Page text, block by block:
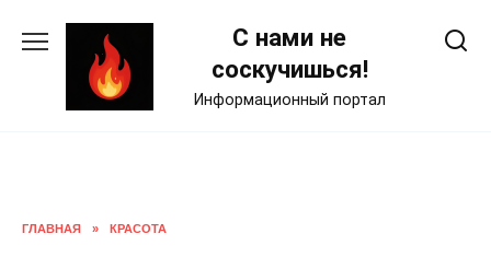
С нами не
соскучишься!
Информационный портал
ГЛАВНАЯ » КРАСОТА